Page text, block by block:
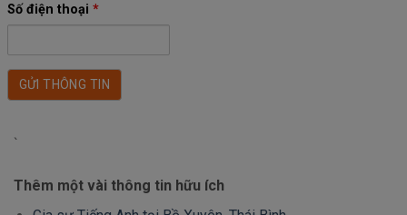
Số điện thoại *
`
Thêm một vài thông tin hữu ích